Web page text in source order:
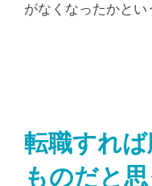
がなくなったかとい
転職すれ
ものだと